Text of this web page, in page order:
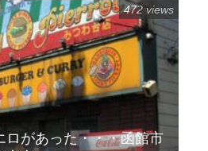
ロがあった・・・函館市
472 views